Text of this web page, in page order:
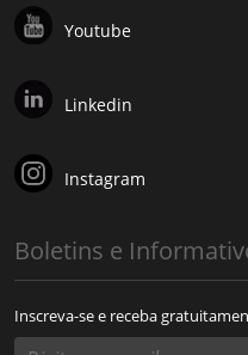
Youtube
Linkedin
Instagram
Boletins e
Inscreva-se e receba